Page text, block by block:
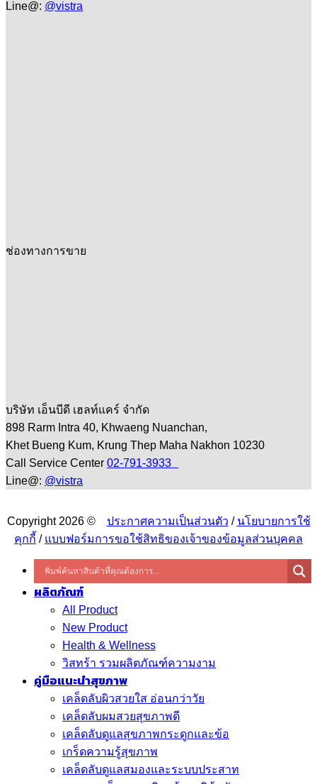
Line@: @vistra
ช่องทางการขาย
บริษัท เอ็นบีดี เฮลท์แคร์ จำกัด
898 Rarm Intra 40, Khwaeng Nuanchan,
Khet Bueng Kum, Krung Thep Maha Nakhon 10230
Call Service Center 02-791-3933
Line@: @vistra
Copyright 2026 © ประกาศความเป็นส่วนตัว / นโยบายการใช้
คุกกี้ / แบบฟอร์มการขอใช้สิทธิของเจ้าของข้อมูลส่วนบุคคล
ผลิตภัณฑ์
All Product
New Product
Health & Wellness
วิสทร้า รวมผลิตภัณฑ์ความงาม
คู่มือแนะนำสุขภาพ
เคล็ดลับผิวสวยใส อ่อนกว่าวัย
เคล็ดลับผมสวยสุขภาพดี
เคล็ดลับดูแลสุขภาพกระดูกและข้อ
เกร็ดความรู้สุขภาพ
เคล็ดลับดูแลสมองและระบบประสาท